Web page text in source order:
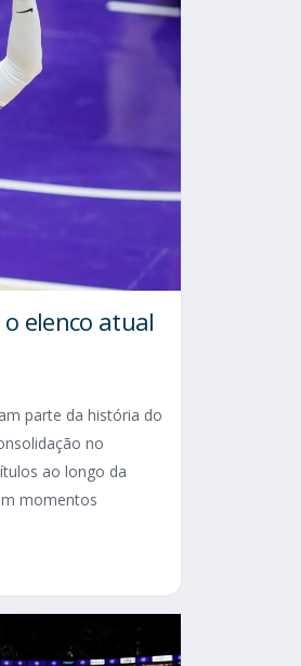
o elenco atual
parte da história do
no
ao longo da
momentos